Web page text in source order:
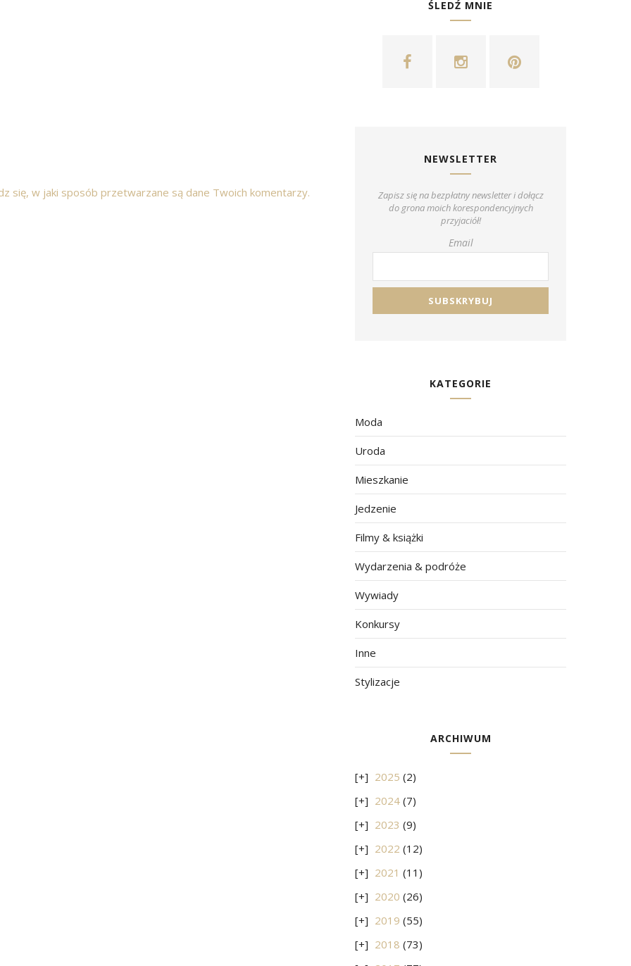
się, w jaki sposób przetwarzane są dane Twoich komentarzy.
ŚLEDŹ MNIE
NEWSLETTER
Zapisz się na bezpłatny newsletter i dołącz
do grona moich korespondencyjnych
przyjaciół!
Email
KATEGORIE
Moda
Uroda
Mieszkanie
Jedzenie
Filmy & książki
Wydarzenia & podróże
Wywiady
Konkursy
Inne
Stylizacje
ARCHIWUM
2025 (2)
2024 (7)
2023 (9)
2022 (12)
2021 (11)
2020 (26)
2019 (55)
2018 (73)